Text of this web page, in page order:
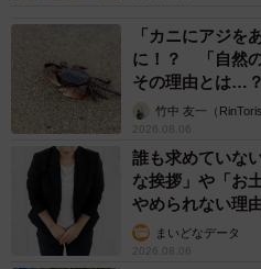
「カニにアジを
に！？ 「自然
その理由とは…？
竹中 友一（RinToris
2026.08.06
誰も求めていな
な挨拶」や「お
やめられない理
まいどなデータ
2026.08.06